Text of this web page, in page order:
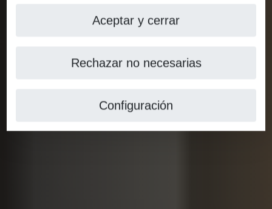
Aceptar y cerrar
Rechazar no necesarias
Configuración